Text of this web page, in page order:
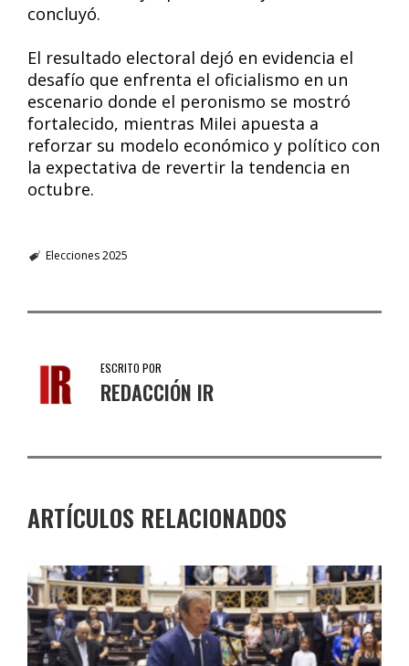
concluyó.
El resultado electoral dejó en evidencia el
desafío que enfrenta el oficialismo en un
escenario donde el peronismo se mostró
fortalecido, mientras Milei apuesta a
reforzar su modelo económico y político con
la expectativa de revertir la tendencia en
octubre.
Elecciones 2025
ESCRITO POR
REDACCIÓN IR
ARTÍCULOS RELACIONADOS